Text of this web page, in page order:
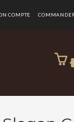
COMPTE